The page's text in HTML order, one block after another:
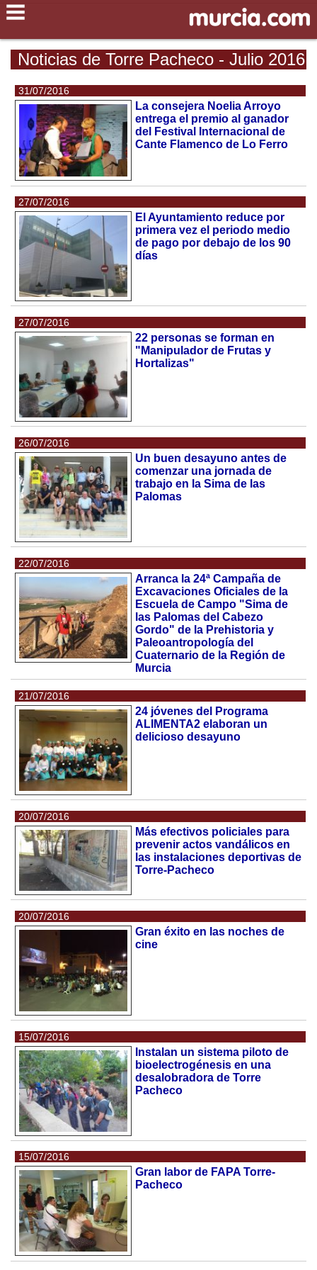
Noticias de Torre Pacheco - Julio 2016
31/07/2016
La consejera Noelia Arroyo
entrega el premio al ganador
del Festival Internacional de
Cante Flamenco de Lo Ferro
27/07/2016
El Ayuntamiento reduce por
primera vez el periodo medio
de pago por debajo de los 90
días
27/07/2016
22 personas se forman en
"Manipulador de Frutas y
Hortalizas"
26/07/2016
Un buen desayuno antes de
comenzar una jornada de
trabajo en la Sima de las
Palomas
22/07/2016
Arranca la 24ª Campaña de
Excavaciones Oficiales de la
Escuela de Campo "Sima de
las Palomas del Cabezo
Gordo" de la Prehistoria y
Paleoantropología del
Cuaternario de la Región de
Murcia
21/07/2016
24 jóvenes del Programa
ALIMENTA2 elaboran un
delicioso desayuno
20/07/2016
Más efectivos policiales para
prevenir actos vandálicos en
las instalaciones deportivas de
Torre-Pacheco
20/07/2016
Gran éxito en las noches de
cine
15/07/2016
Instalan un sistema piloto de
bioelectrogénesis en una
desalobradora de Torre
Pacheco
15/07/2016
Gran labor de FAPA Torre-
Pacheco